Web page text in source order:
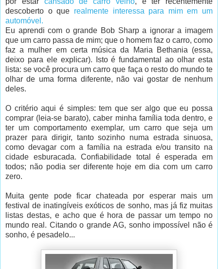
descoberto o que realmente interessa para mim em um
automóvel.
Eu aprendi com o grande Bob Sharp a ignorar a imagem
que um carro passa de mim; que o homem faz o carro, como
faz a mulher em certa música da Maria Bethania (essa,
deixo para ele explicar). Isto é fundamental ao olhar esta
lista: se você procura um carro que faça o resto do mundo te
olhar de uma forma diferente, não vai gostar de nenhum
deles.
O critério aqui é simples: tem que ser algo que eu possa
comprar (leia-se barato), caber minha família toda dentro, e
ter um comportamento exemplar, um carro que seja um
prazer para dirigir, tanto sozinho numa estrada sinuosa,
como devagar com a família na estrada e/ou transito na
cidade esburacada. Confiabilidade total é esperada em
todos; não podia ser diferente hoje em dia com um carro
zero.
Muita gente pode ficar chateada por esperar mais um
festival de inatingíveis exóticos de sonho, mas já fiz muitas
listas destas, e acho que é hora de passar um tempo no
mundo real. Citando o grande AG, sonho impossível não é
sonho, é pesadelo...